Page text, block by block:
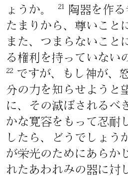
ょうか。
21
陶器を作
たまりから、尊いこと
また、つまらないこと
る権利を持っていない
22
ですが、もし神が、
分の力を知らせようと
に、その滅ぼされるべ
かな寛容をもって忍耐
したら、どうでしょう
が栄光のためにあらか
れたあわれみの器に対